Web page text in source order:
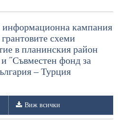
кампания
схеми
в планинския район
˝Съвместен фонд за
– Турция
Виж всички